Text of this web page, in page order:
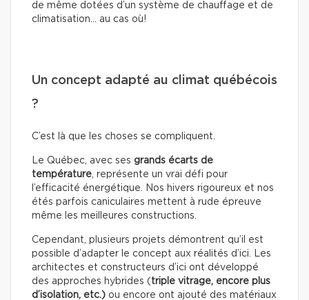
de même dotées d’un système de chauffage et de
climatisation… au cas où!
Un concept adapté au climat québécois
?
C’est là que les choses se compliquent.
Le Québec, avec ses grands écarts de
température, représente un vrai défi pour
l’efficacité énergétique. Nos hivers rigoureux et nos
étés parfois caniculaires mettent à rude épreuve
même les meilleures constructions.
Cependant, plusieurs projets démontrent qu’il est
possible d’adapter le concept aux réalités d’ici. Les
architectes et constructeurs d’ici ont développé
des approches hybrides ( triple vitrage, encore plus
d’isolation, etc.) ou encore ont ajouté des matériaux